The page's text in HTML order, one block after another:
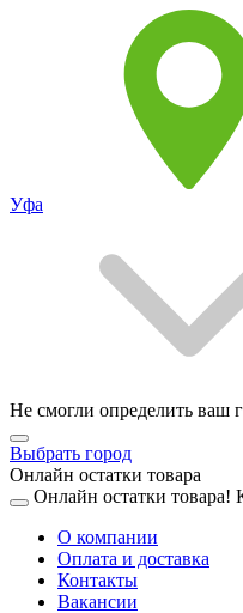
Уфа
Не смогли определить ваш
Выбрать город
Онлайн остатки товара
Онлайн остатки товара!
О компании
Оплата и доставка
Контакты
Вакансии